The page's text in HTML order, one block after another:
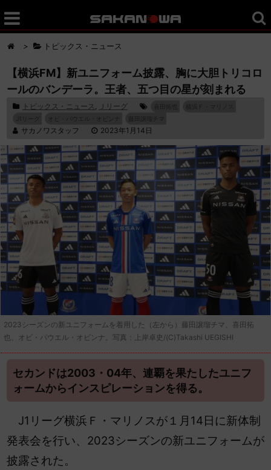
> トピックス・ニュース
【横浜FM】新ユニフォーム披露、胸に大胆トリコロ
ールのバンデーラ。王者、五つ目の星が刻まれる
トピックス・ニュース , Ｊリーグ
サカノワスタッフ 2023年1月14日
2023シーズンの新ユニフォームを着用した（左から）藤田譲瑠チマ、喜田拓
也、オビ・パウエル・オビンナ。写真：上岸卓史/(C)Takashi UEGISHI
セカンドは2003・04年、連覇を果たしたユニフ
ォームからインスピレーションを得る。
J1リーグ横浜Ｆ・マリノスが１月14日に新体制
発表会を行い、2023シーズンの新ユニフォームが
披露された。